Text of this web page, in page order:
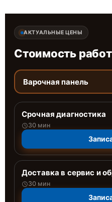
АКТУАЛЬНЫЕ ЦЕНЫ
Стоимость работ
Варочная панель
Срочная диагностика
30 мин
Доставка в сервис и
30 мин